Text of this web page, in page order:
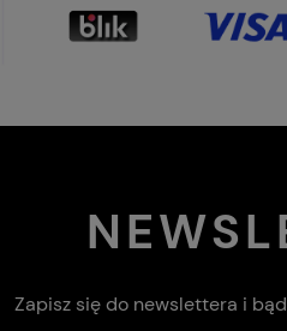
Zapisz się do newslettera i